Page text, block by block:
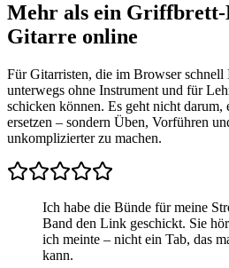
Mehr als ein Griffbrett-
Gitarre online
Für Gitarristen, die im Browser
unterwegs ohne Instrument und für
schicken können. Es geht nicht darum,
ersetzen – sondern Üben, Vorführen
unkomplizierter zu machen.
Ich habe die Bünde für meine
Band den Link geschickt. Sie
ich meinte – nicht ein Tab, das
kann.